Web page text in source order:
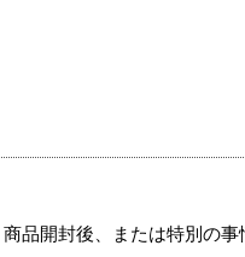
品開封後、または特別の事